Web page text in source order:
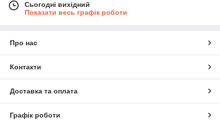
Сьогодні вихідний
Показати весь графік роботи
Про нас
Контакти
Доставка та оплата
Графік роботи